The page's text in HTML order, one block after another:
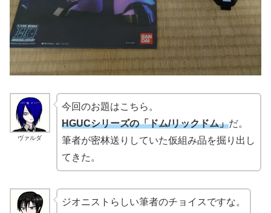
ヴァルダ
今回のお題はこちら。
HGUCシリーズの「ドム/リックドム」だ。
筆者が密林送りしていた仮組み品を掘り出し
てきた。
ジオニストらしい筆者のチョイスですな。